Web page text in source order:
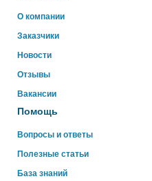
О компании
Заказчики
Новости
Отзывы
Вакансии
Помощь
Вопросы и ответы
Полезные статьи
База знаний
Здравствуйте!
Свяжитесь с нами через